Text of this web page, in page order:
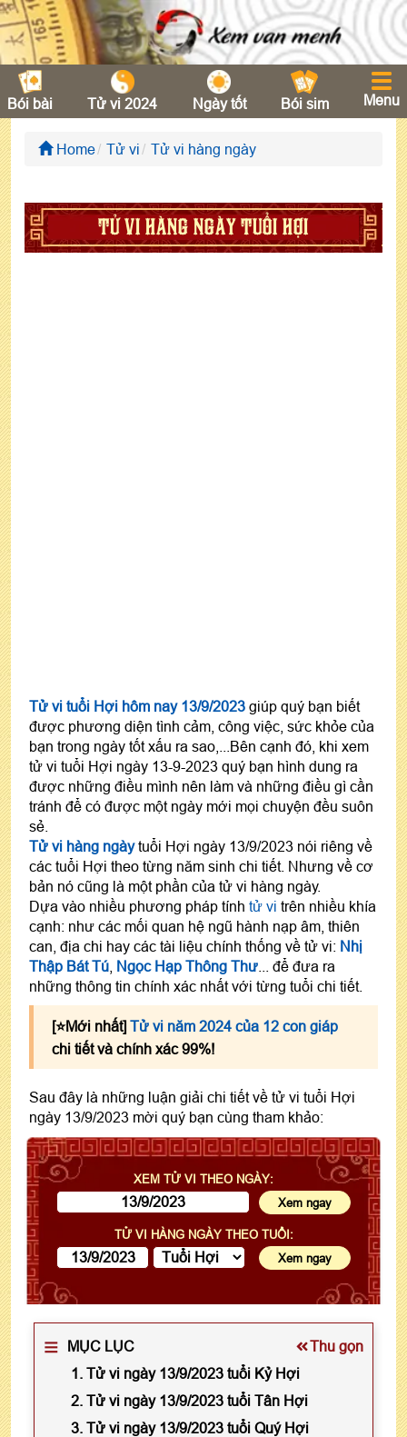
Bói bài Tử vi 2024 Ngày tốt Bói sim Menu
Home Tử vi Tử vi hàng ngày
TỬ VI HÀNG NGÀY TUỔI HỢI
Tử vi tuổi Hợi hôm nay 13/9/2023 giúp quý bạn biết
được phương diện tình cảm, công việc, sức khỏe của
bạn trong ngày tốt xấu ra sao,...Bên cạnh đó, khi xem
tử vi tuổi Hợi ngày 13-9-2023 quý bạn hình dung ra
được những điều mình nên làm và những điều gì cần
tránh để có được một ngày mới mọi chuyện đều suôn
sẻ.
Tử vi hàng ngàytuổi Hợi ngày 13/9/2023 nói riêng về
các tuổi Hợi theo từng năm sinh chi tiết. Nhưng về cơ
bản nó cũng là một phần của tử vi hàng ngày.
Dựa vào nhiều phương pháp tính tử vi trên nhiều khía
cạnh: như các mối quan hệ ngũ hành nạp âm, thiên
can, địa chi hay các tài liệu chính thống về tử vi: Nhị
Thập Bát Tú Ngọc Hạp Thông Thư ... để đưa ra
những thông tin chính xác nhất với từng tuổi chi tiết.
[⭐️Mới nhất] Tử vi năm 2024 của 12 con giáp
chi tiết và chính xác 99%!
Sau đây là những luận giải chi tiết về tử vi tuổi Hợi
ngày 13/9/2023 mời quý bạn cùng tham khảo:
XEM TỬ VI THEO NGÀY:
TỬ VI HÀNG NGÀY THEO TUỔI:
MỤC LỤC
Thu gọn
1. Tử vi ngày 13/9/2023 tuổi Kỷ Hợi
2. Tử vi ngày 13/9/2023 tuổi Tân Hợi
3. Tử vi ngày 13/9/2023 tuổi Quý Hợi